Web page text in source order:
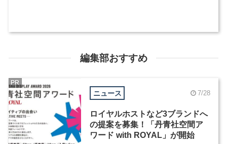
編集部おすすめ
ニュース 7/28
ロイヤルホストなど3ブランドへ
の提案を募集！「丹青社空間ア
ワード with ROYAL」が開始
PR